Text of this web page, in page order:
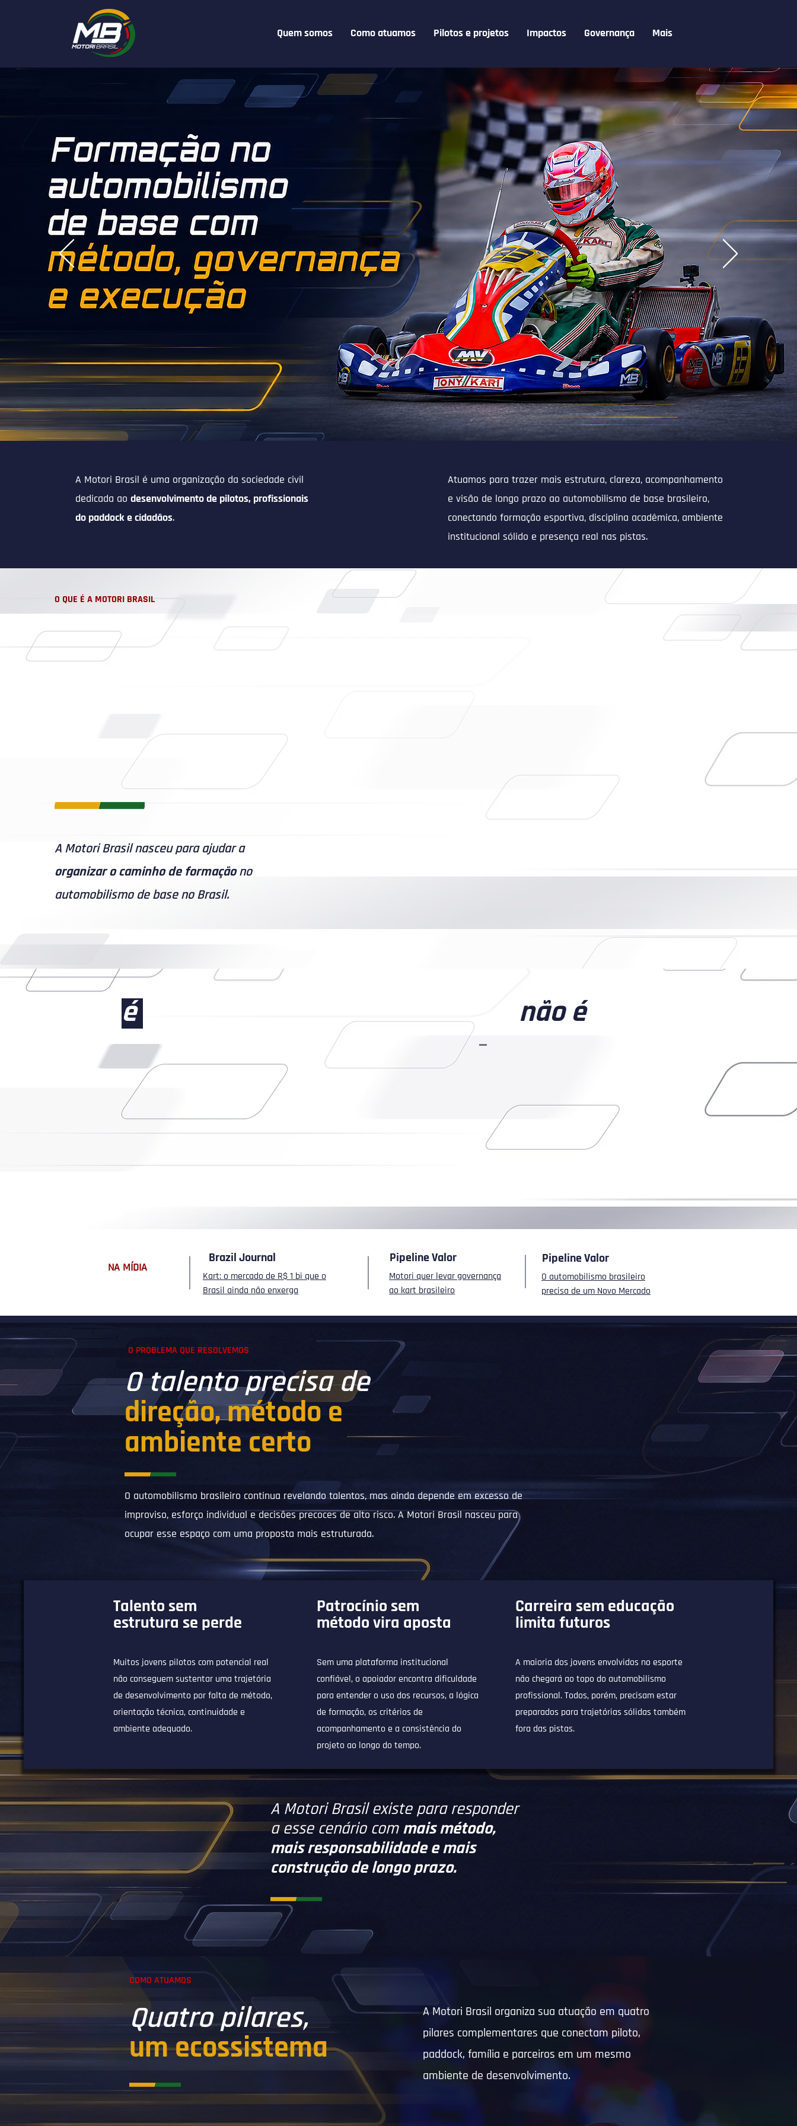
Quem somos Como atuamos Pilotos e projetos Impactos Governança Mais
A Motori Brasil é uma organização da sociedade civil
dedicada ao desenvolvimento de pilotos, profissionais
do paddock e cidadãos.
Atuamos para trazer mais estrutura, clareza, acompanhamento
e visão de longo prazo ao automobilismo de base brasileiro,
conectando formação esportiva, disciplina acadêmica, ambiente
institucional sólido e presença real nas pistas.
O QUE É A MOTORI BRASIL
Uma
plataforma
apoio pontual
A Motori Brasil nasceu para ajudar a
organizar o caminho de formaçãono
automobilismo de base no Brasil.
Mais do que apoiar pilotos individualmente, a Motori Brasil foi
estruturada como uma plataforma institucional capaz de reunir
formação esportiva, acompanhamento técnico, disciplina
sério, profissional e replicável para desenvolver talentos, formar
profissionais e aproximar o esporte de parceiros que valorizem
método, transparência e execução consistente.
Plataforma institucional de formação
Ambiente estruturado de
desenvolvimento
Ecossistema com múltiplos parceiros
Modelo com governança e visão de
é
Uma iniciativa sem método ou
não é
Brazil Journal
NA MÍDIA
Kart: o mercado de R$ 1 bi que o
Brasil ainda não enxerga
Pipeline Valor Pipeline Valor
Motori quer levar governança
ao kart brasileiro
O automobilismo brasileiro
precisa de um Novo Mercado
O PROBLEMA QUE RESOLVEMOS
O talento precisa de
direção, método e
ambiente certo
O automobilismo brasileiro continua revelando talentos, mas ainda depende em excesso de
improviso, esforço individual e decisões precoces de alto risco. A Motori Brasil nasceu para
ocupar esse espaço com uma proposta mais estruturada.
Talento sem
estrutura se perde
Muitos jovens pilotos com potencial real
não conseguem sustentar uma trajetória
de desenvolvimento por falta de método,
orientação técnica, continuidade e
ambiente adequado.
Patrocínio sem
método vira aposta
Sem uma plataforma institucional
confiável, o apoiador encontra dificuldade
para entender o uso dos recursos, a lógica
de formação, os critérios de
acompanhamento e a consistência do
projeto ao longo do tempo.
Carreira sem educação
limita futuros
A maioria dos jovens envolvidos no esporte
não chegará ao topo do automobilismo
profissional. Todos, porém, precisam estar
preparados para trajetórias sólidas também
fora das pistas.
A Motori Brasil existe para responder
a esse cenário com mais método,
mais responsabilidade e mais
construção de longo prazo.
COMO ATUAMOS
Quatro pilares,
um ecossistema
A Motori Brasil organiza sua atuação em quatro
pilares complementares que conectam piloto,
paddock, família e parceiros em um mesmo
ambiente de desenvolvimento.